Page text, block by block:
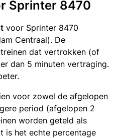
Sprinter 8470
voor Sprinter 8470
Centraal). De
dat vertrokken (of
dan 5 minuten vertraging.
voor zowel de afgelopen
period (afgelopen 2
worden geteld als
is het echte percentage